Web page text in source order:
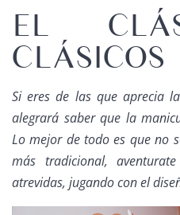
EL
CLÁSICOS
Si eres de las que aprecia
alegrará saber que la
Lo mejor de todo es que no
más tradicional,
atrevidas, jugando con el